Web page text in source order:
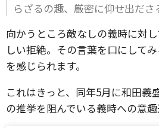
らざるの趣、厳密に仰せ出ださ
向かうところ敵なしの義時に対
しい拒絶。その言葉を口にして
を感じられます。
これはきっと、同年5月に和田義
の推挙を阻んでいる義時への意趣